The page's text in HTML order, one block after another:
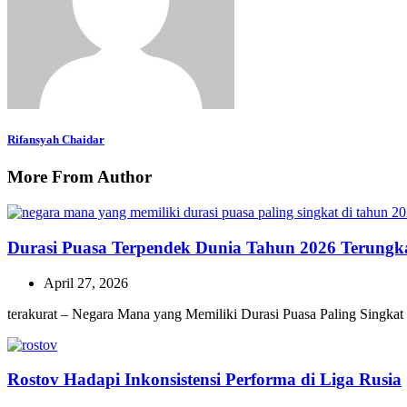
Rifansyah Chaidar
More From Author
Durasi Puasa Terpendek Dunia Tahun 2026
April 27, 2026
terakurat – Negara Mana yang Memiliki Durasi Puasa Paling
Rostov Hadapi Inkonsistensi Performa di Liga Rusia